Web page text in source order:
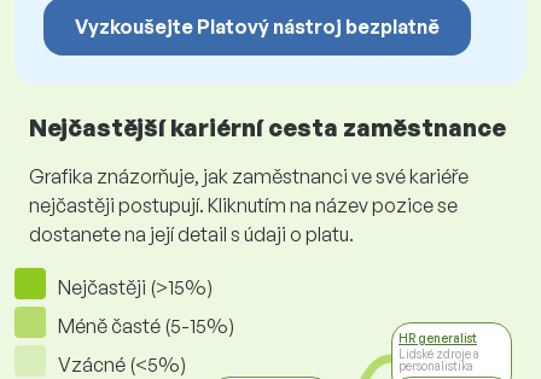
Vyzkoušejte Platový nástroj bezplatně
Nejčastější kariérní cesta zaměstnance
Grafika znázorňuje, jak zaměstnanci ve své kariéře
nejčastěji postupují. Kliknutím na název pozice se
dostanete na její detail s údaji o platu.
Nejčastěji (>15%)
Méně časté (5-15%)
Vzácné (<5%)
HR generalist
Lidské zdroje a
personalistika